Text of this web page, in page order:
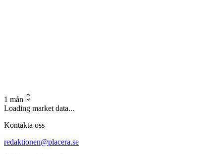
1 mån
Loading market data...
Kontakta oss
redaktionen@placera.se